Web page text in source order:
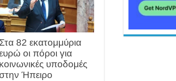
Στα 82 εκατομμύρια
οι πόροι για
κοινωνικές υποδομές
Ήπειρο